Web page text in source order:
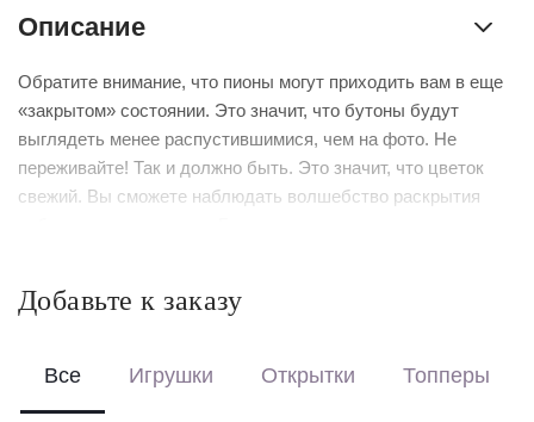
Описание
Обратите внимание, что пионы могут приходить вам в еще
«закрытом» состоянии. Это значит, что бутоны будут
выглядеть менее распустившимися, чем на фото. Не
переживайте! Так и должно быть. Это значит, что цветок
свежий. Вы сможете наблюдать волшебство раскрытия
Выберите формат оформления:
коробке с аквабоксом, чтобы цветы сохраняли свежесть в
Добавьте к заказу
Все Игрушки Открытки Топперы